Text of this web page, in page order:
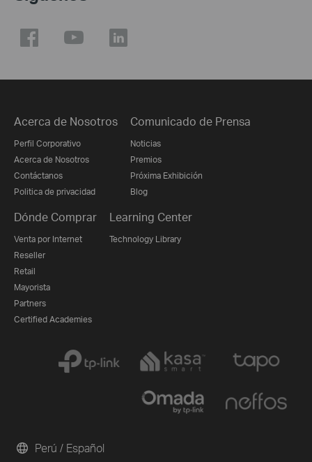
Acerca de Nosotros
Perfil Corporativo
Acerca de Nosotros
Contáctanos
Politica de privacidad
Comunicado de Prensa
Noticias
Premios
Próxima Exhibición
Blog
Dónde Comprar
Venta por Internet
Reseller
Retail
Mayorista
Partners
Certified Academies
Learning Center
Technology Library
Perú / Español